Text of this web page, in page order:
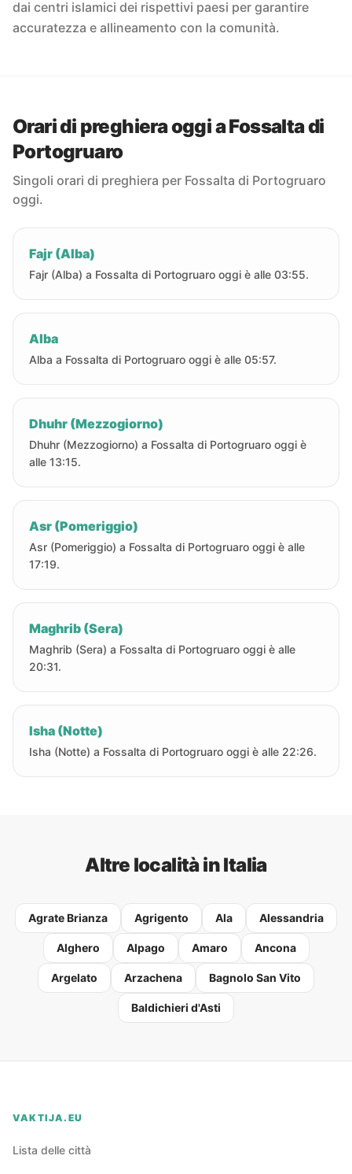
dai centri islamici dei rispettivi paesi per garantire
accuratezza e allineamento con la comunità.
Orari di preghiera oggi a Fossalta di
Portogruaro
Singoli orari di preghiera per Fossalta di Portogruaro
oggi.
Fajr (Alba)
Fajr (Alba) a Fossalta di Portogruaro oggi è alle 03:55.
Alba
Alba a Fossalta di Portogruaro oggi è alle 05:57.
Dhuhr (Mezzogiorno)
Dhuhr (Mezzogiorno) a Fossalta di Portogruaro oggi è
alle 13:15.
Asr (Pomeriggio)
Asr (Pomeriggio) a Fossalta di Portogruaro oggi è alle
17:19.
Maghrib (Sera)
Maghrib (Sera) a Fossalta di Portogruaro oggi è alle
20:31.
Isha (Notte)
Isha (Notte) a Fossalta di Portogruaro oggi è alle 22:26.
Altre località in Italia
Agrate Brianza Agrigento Ala Alessandria
Alghero Alpago Amaro Ancona
Argelato Arzachena Bagnolo San Vito
Baldichieri d'Asti
VAKTIJA.EU
Lista delle città